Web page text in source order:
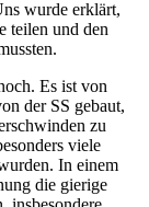
wurde erklärt,
teilen und den
Es ist von
der SS gebaut,
zu
viele
In einem
die gierige